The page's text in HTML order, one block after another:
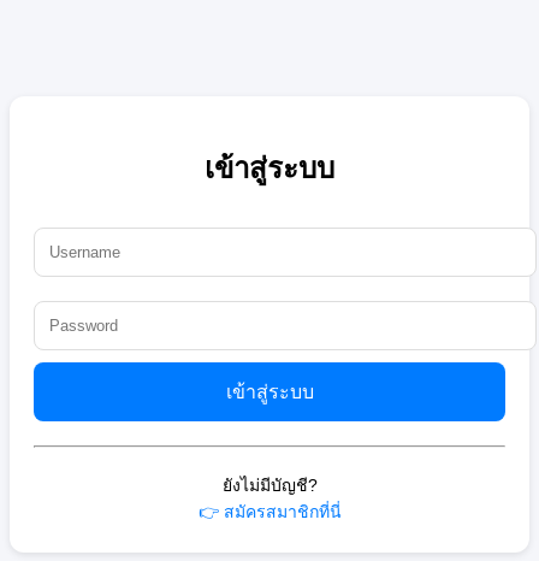
เข้าสู่ระบบ
เข้าสู่ระบบ
ยังไม่มีบัญชี?
👉 สมัครสมาชิกที่นี่